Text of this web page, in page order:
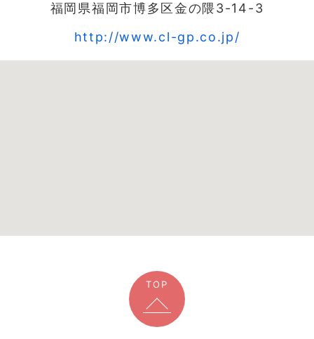
福岡県福岡市博多区金の隈3-14-3
http://www.cl-gp.co.jp/
TOP